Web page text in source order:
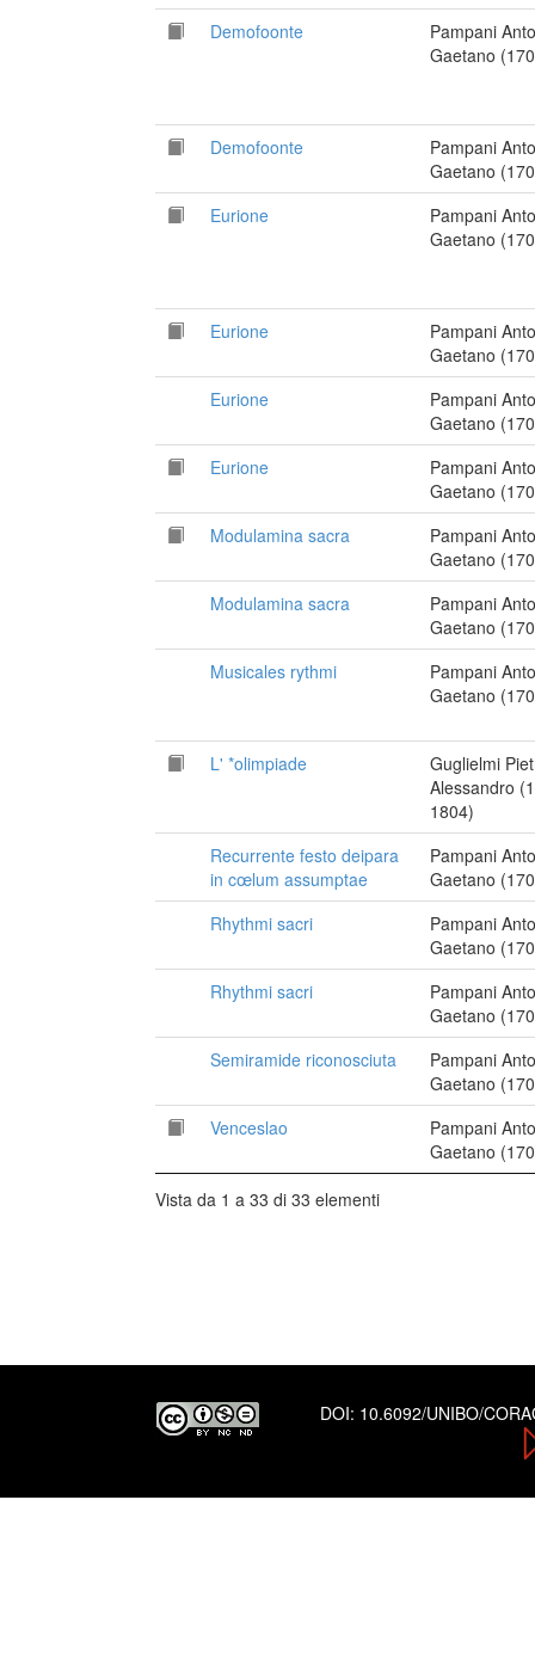
Demofoonte
Pampani
Gaetano
Demofoonte
Pampani
Gaetano
Eurione
Pampani
Gaetano
Eurione
Pampani
Gaetano
Eurione
Pampani
Gaetano
Eurione
Pampani
Gaetano
Modulamina sacra
Pampani
Gaetano
Modulamina sacra
Pampani
Gaetano
Musicales rythmi
Pampani
Gaetano
L' *olimpiade
Guglielmi
Alessandro
1804)
Recurrente festo deipara
in cœlum assumptae
Pampani
Gaetano
Rhythmi sacri
Pampani
Gaetano
Rhythmi sacri
Pampani
Gaetano
Semiramide riconosciuta
Pampani
Gaetano
Venceslao
Pampani
Gaetano
Vista da 1 a 33 di 33 elementi
DOI: 10.6092/UNIBO/